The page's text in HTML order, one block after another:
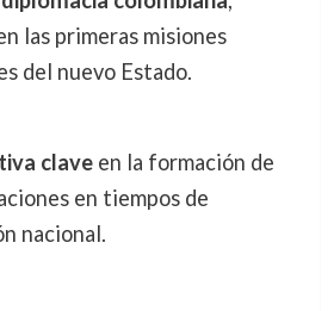
las primeras misiones
del nuevo Estado.
claveen la formación de
en tiempos de
nacional.